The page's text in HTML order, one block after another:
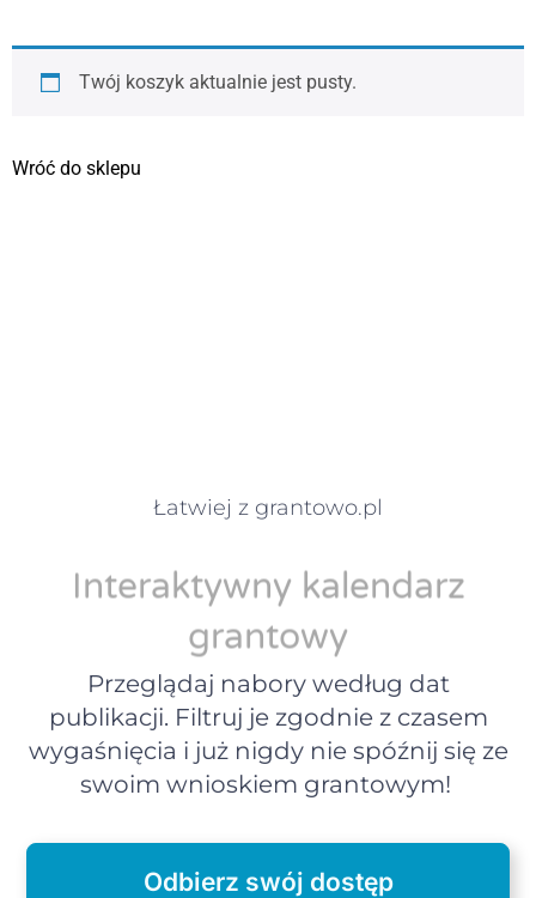
Twój koszyk aktualnie jest pusty.
Wróć do sklepu
Łatwiej z grantowo.pl
Interaktywny kalendarz
grantowy
Przeglądaj nabory według dat
publikacji. Filtruj je zgodnie z czasem
wygaśnięcia i już nigdy nie spóźnij się ze
swoim wnioskiem grantowym!
Odbierz swój dostęp